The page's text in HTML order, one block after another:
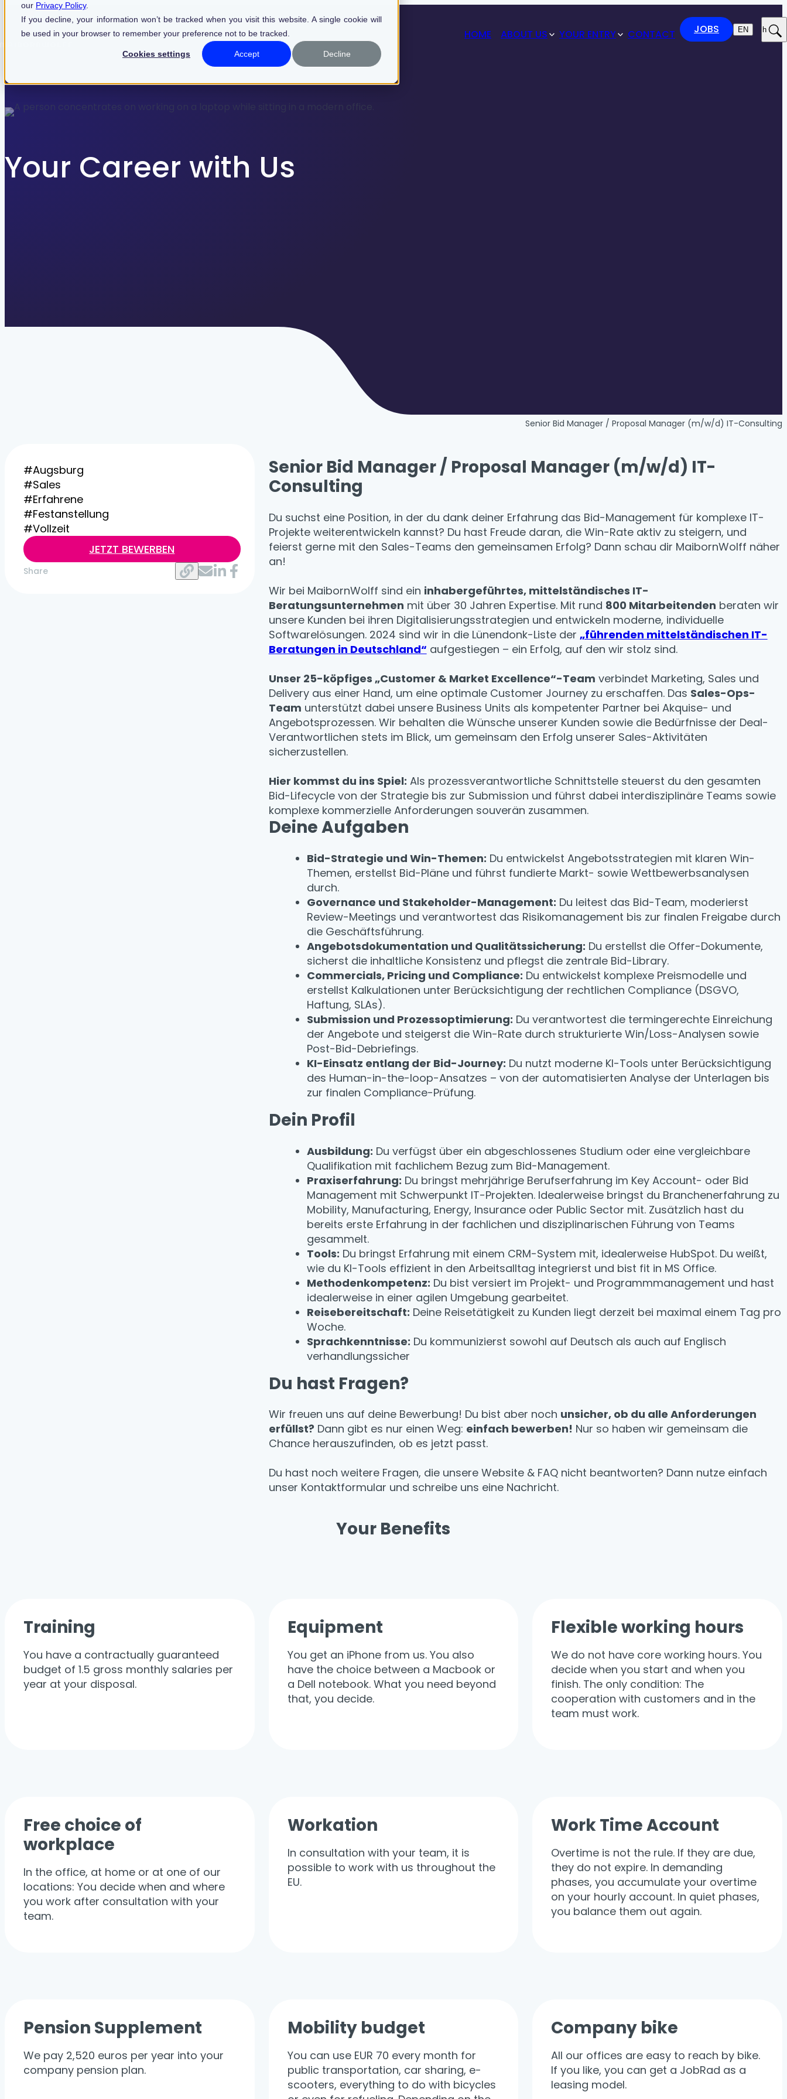
our Privacy Policy.
If you decline, your information won’t be tracked when you visit this website. A single cookie will
be used in your browser to remember your preference not to be tracked.
Cookies settings Accept Decline
HOME ABOUT US YOUR ENTRY CONTACT JOBS ENSearch
Your Career with Us
Senior Bid Manager / Proposal Manager (m/w/d) IT-Consulting
#Augsburg
#Sales
#Erfahrene
#Festanstellung
#Vollzeit
JETZT BEWERBEN
Share
Senior Bid Manager / Proposal Manager (m/w/d) IT-
Consulting
Du suchst eine Position, in der du dank deiner Erfahrung das Bid-Management für komplexe IT-
Projekte weiterentwickeln kannst? Du hast Freude daran, die Win-Rate aktiv zu steigern, und
feierst gerne mit den Sales-Teams den gemeinsamen Erfolg? Dann schau dir MaibornWolff näher
an!
Wir bei MaibornWolff sind ein inhabergeführtes, mittelständisches IT-
Beratungsunternehmen mit über 30 Jahren Expertise. Mit rund 800 Mitarbeitenden beraten wir
unsere Kunden bei ihren Digitalisierungsstrategien und entwickeln moderne, individuelle
Softwarelösungen. 2024 sind wir in die Lünendonk-Liste der „führenden mittelständischen IT-
Beratungen in Deutschland“ aufgestiegen – ein Erfolg, auf den wir stolz sind.
Unser 25-köpfiges „Customer & Market Excellence“-Team verbindet Marketing, Sales und
Delivery aus einer Hand, um eine optimale Customer Journey zu erschaffen. Das Sales-Ops-
Team unterstützt dabei unsere Business Units als kompetenter Partner bei Akquise- und
Angebotsprozessen. Wir behalten die Wünsche unserer Kunden sowie die Bedürfnisse der Deal-
Verantwortlichen stets im Blick, um gemeinsam den Erfolg unserer Sales-Aktivitäten
sicherzustellen.
Hier kommst du ins Spiel: Als prozessverantwortliche Schnittstelle steuerst du den gesamten
Bid-Lifecycle von der Strategie bis zur Submission und führst dabei interdisziplinäre Teams sowie
komplexe kommerzielle Anforderungen souverän zusammen.
Deine Aufgaben
Bid-Strategie und Win-Themen: Du entwickelst Angebotsstrategien mit klaren Win-
Themen, erstellst Bid-Pläne und führst fundierte Markt- sowie Wettbewerbsanalysen
durch.
Governance und Stakeholder-Management: Du leitest das Bid-Team, moderierst
Review-Meetings und verantwortest das Risikomanagement bis zur finalen Freigabe durch
die Geschäftsführung.
Angebotsdokumentation und Qualitätssicherung: Du erstellst die Offer-Dokumente,
sicherst die inhaltliche Konsistenz und pflegst die zentrale Bid-Library.
Commercials, Pricing und Compliance: Du entwickelst komplexe Preismodelle und
erstellst Kalkulationen unter Berücksichtigung der rechtlichen Compliance (DSGVO,
Haftung, SLAs).
Submission und Prozessoptimierung: Du verantwortest die termingerechte Einreichung
der Angebote und steigerst die Win-Rate durch strukturierte Win/Loss-Analysen sowie
Post-Bid-Debriefings.
KI-Einsatz entlang der Bid-Journey: Du nutzt moderne KI-Tools unter Berücksichtigung
des Human-in-the-loop-Ansatzes – von der automatisierten Analyse der Unterlagen bis
zur finalen Compliance-Prüfung.
Dein Profil
Ausbildung: Du verfügst über ein abgeschlossenes Studium oder eine vergleichbare
Qualifikation mit fachlichem Bezug zum Bid-Management.
Praxiserfahrung: Du bringst mehrjährige Berufserfahrung im Key Account- oder Bid
Management mit Schwerpunkt IT-Projekten. Idealerweise bringst du Branchenerfahrung zu
Mobility, Manufacturing, Energy, Insurance oder Public Sector mit. Zusätzlich hast du
bereits erste Erfahrung in der fachlichen und disziplinarischen Führung von Teams
gesammelt.
Tools: Du bringst Erfahrung mit einem CRM-System mit, idealerweise HubSpot. Du weißt,
wie du KI-Tools effizient in den Arbeitsalltag integrierst und bist fit in MS Office.
Methodenkompetenz: Du bist versiert im Projekt- und Programmmanagement und hast
idealerweise in einer agilen Umgebung gearbeitet.
Reisebereitschaft: Deine Reisetätigkeit zu Kunden liegt derzeit bei maximal einem Tag pro
Woche.
Sprachkenntnisse: Du kommunizierst sowohl auf Deutsch als auch auf Englisch
verhandlungssicher
Du hast Fragen?
Wir freuen uns auf deine Bewerbung! Du bist aber noch unsicher, ob du alle Anforderungen
erfüllst? Dann gibt es nur einen Weg: einfach bewerben! Nur so haben wir gemeinsam die
Chance herauszufinden, ob es jetzt passt.
Du hast noch weitere Fragen, die unsere Website & FAQ nicht beantworten? Dann nutze einfach
unser Kontaktformular und schreibe uns eine Nachricht.
Your Benefits
Training
You have a contractually guaranteed
budget of 1.5 gross monthly salaries per
year at your disposal.
Equipment
You get an iPhone from us. You also
have the choice between a Macbook or
a Dell notebook. What you need beyond
that, you decide.
Flexible working hours
We do not have core working hours. You
decide when you start and when you
finish. The only condition: The
cooperation with customers and in the
team must work.
Free choice of
workplace
In the office, at home or at one of our
locations: You decide when and where
you work after consultation with your
team.
Workation
In consultation with your team, it is
possible to work with us throughout the
EU.
Work Time Account
Overtime is not the rule. If they are due,
they do not expire. In demanding
phases, you accumulate your overtime
on your hourly account. In quiet phases,
you balance them out again.
Pension Supplement
We pay 2,520 euros per year into your
company pension plan.
Mobility budget
You can use EUR 70 every month for
public transportation, car sharing, e-
scooters, everything to do with bicycles
Company bike
All our offices are easy to reach by bike.
If you like, you can get a JobRad as a
leasing model.
Find what suits you best
Know How